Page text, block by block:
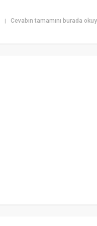
| Cevabın tamamını burada